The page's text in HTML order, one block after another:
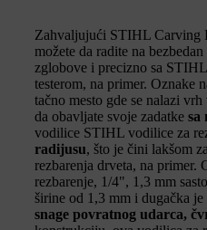
Zahvaljujući STIHL Carving
možete da radite na
zglobove i precizno sa
testerom, na primer. Oznake
tačno mesto gde se nalazi
da obavljate svoje zadatke sa
vodilice STIHL vodilice za
radijusu, što je čini lakšom
rezbarenja drveta, na primer.
rezbarenje, 1/4", 1,3 mm
širine od 1,3 mm i dugačka
snage povratnog udarca,